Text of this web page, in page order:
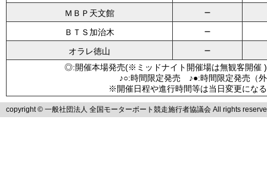
ＭＢＰ天文館 －
ＢＴＳ加治木 －
オラレ徳山 －
◎:開催本場発売(※ミッドナイト開催場は無観客
♪○:時間限定発売 ♪●:時間限定発売
※開催日程や進行時間等は当日変更にな
copyright © 一般社団法人 全国モーターボート競走施行者協議会 All rights